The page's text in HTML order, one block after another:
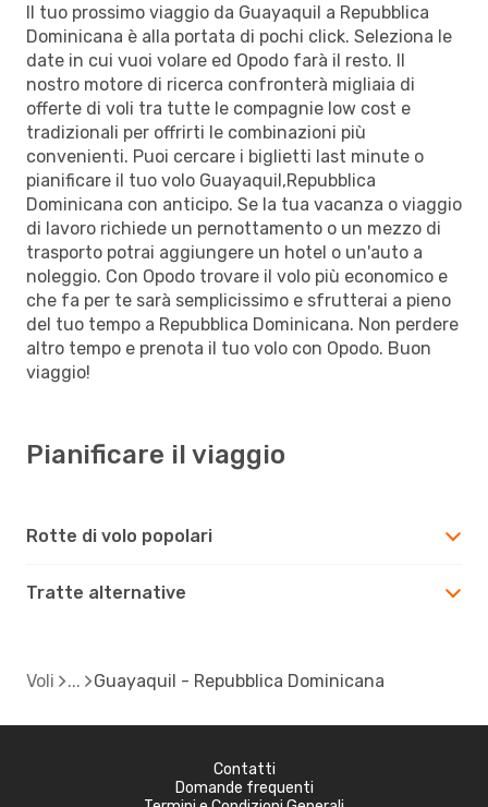
Il tuo prossimo viaggio da Guayaquil a Repubblica
Dominicana è alla portata di pochi click. Seleziona le
date in cui vuoi volare ed Opodo farà il resto. Il
nostro motore di ricerca confronterà migliaia di
offerte di voli tra tutte le compagnie low cost e
tradizionali per offrirti le combinazioni più
convenienti. Puoi cercare i biglietti last minute o
pianificare il tuo volo Guayaquil,Repubblica
Dominicana con anticipo. Se la tua vacanza o viaggio
di lavoro richiede un pernottamento o un mezzo di
trasporto potrai aggiungere un hotel o un'auto a
noleggio. Con Opodo trovare il volo più economico e
che fa per te sarà semplicissimo e sfrutterai a pieno
del tuo tempo a Repubblica Dominicana. Non perdere
altro tempo e prenota il tuo volo con Opodo. Buon
viaggio!
Pianificare il viaggio
Rotte di volo popolari
Tratte alternative
Voli Guayaquil - Repubblica Dominicana
Contatti
Domande frequenti